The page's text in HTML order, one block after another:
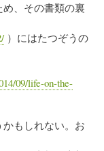
、その書類の裏
）にはたつぞうの
09/life-on-the-
もしれない。お